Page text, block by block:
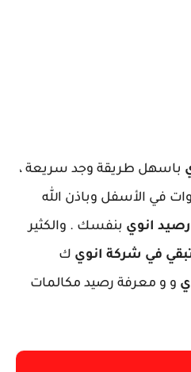
باسهل طريقة وجد سريعة ،
في الأسفل وباذن الله
انوي بنفسك . والكثير
في شركة انوي ك
و و معرفة رصيد مكالمات